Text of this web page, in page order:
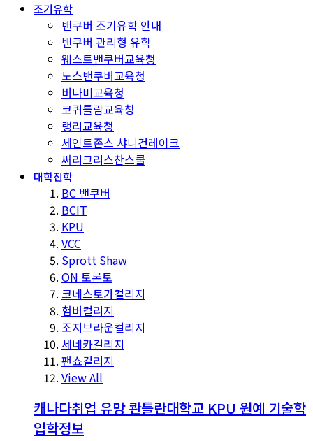
조기유학
밴쿠버 조기유학 안내
밴쿠버 관리형 유학
웨스트밴쿠버교육청
노스밴쿠버교육청
버나비교육청
코퀴틀람교육청
랭리교육청
세인트존스 샤니건레이크
써리크리스찬스쿨
대학진학
BC 밴쿠버
BCIT
KPU
VCC
Sprott Shaw
ON 토론토
코네스토가컬리지
험버컬리지
조지브라운컬리지
세네카컬리지
팬쇼컬리지
View All
캐나다취업 유망 콴틀란대학교 KPU 원예 기술학
입학정보